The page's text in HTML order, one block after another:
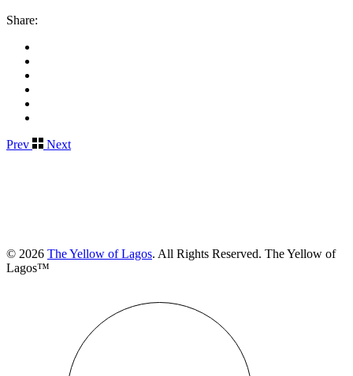
Share:
Prev Next
© 2026 The Yellow of Lagos. All Rights Reserved. The Yellow of
Lagos™